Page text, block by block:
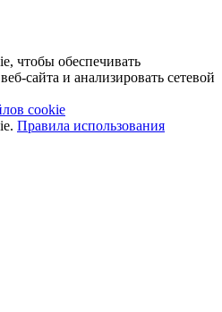
чтобы обеспечивать
сайта и анализировать сетевой
cookie
Правила использования